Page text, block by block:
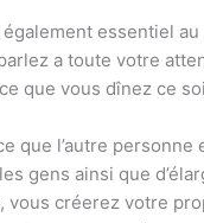
essentiel
a toute votre
que vous dînez ce
que l’autre
gens ainsi que
vous créerez votre